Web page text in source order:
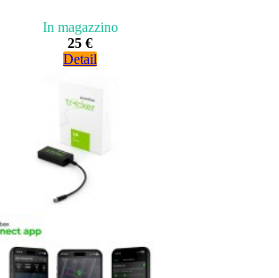
In magazzino
25 €
Detail